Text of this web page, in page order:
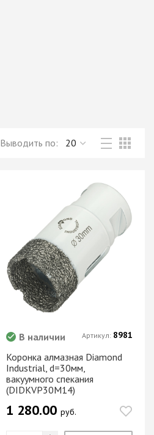
Выводить по:
Коронка алмазная Diamond
Industrial, d=30мм,
вакуумного спекания
(DIDKVP30M14)
В наличии
1 280.00руб.
Артикул: 8981